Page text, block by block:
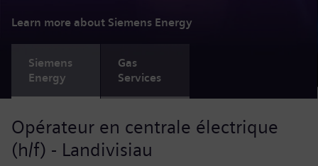
Learn more about Siemens Energy
Siemens
Energy
Gas
Services
Opérateur en centrale électrique
(h/f) - Landivisiau